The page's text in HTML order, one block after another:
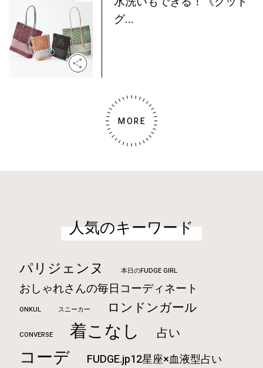
グ...
MORE
人気のキーワード
パリジェンヌ 本日のFUDGE GIRL
おしゃれさんの毎日コーディネート
ONKUL スニーカー ロンドンガール
CONVERSE 着こなし 占い
コーデ FUDGE.jp12星座×血液型占い